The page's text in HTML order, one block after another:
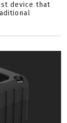
device that